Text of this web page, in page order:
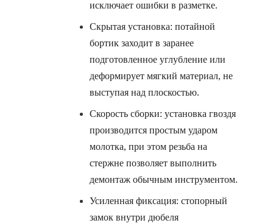
исключает ошибки в разметке.
Скрытая установка: потайной
бортик заходит в заранее
подготовленное углубление или
деформирует мягкий материал, не
выступая над плоскостью.
Скорость сборки: установка гвоздя
производится простым ударом
молотка, при этом резьба на
стержне позволяет выполнить
демонтаж обычным инструментом.
Усиленная фиксация: стопорный
замок внутри дюбеля